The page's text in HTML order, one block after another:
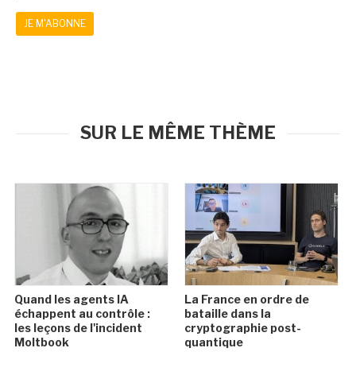
JE M'ABONNE
SUR LE MÊME THÈME
Quand les agents IA
échappent au contrôle :
les leçons de l'incident
Moltbook
La France en ordre de
bataille dans la
cryptographie post-
quantique